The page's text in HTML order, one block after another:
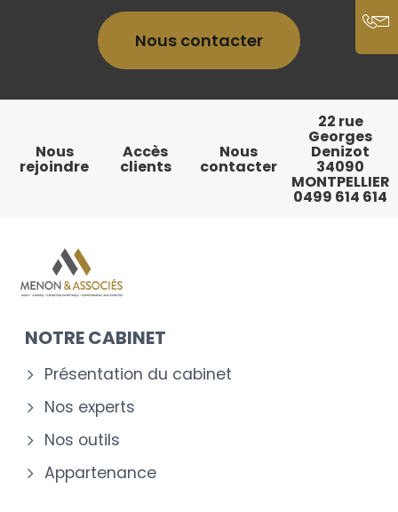
Nous contacter
Nous
rejoindre
Accès
clients
Nous
contacter
22 rue
Georges
Denizot
34090
MONTPELLIER
0499 614 614
NOTRE CABINET
Présentation du cabinet
Nos experts
Nos outils
Appartenance